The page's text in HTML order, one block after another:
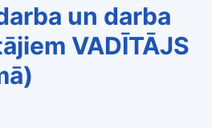
un darba
VADĪTĀJS